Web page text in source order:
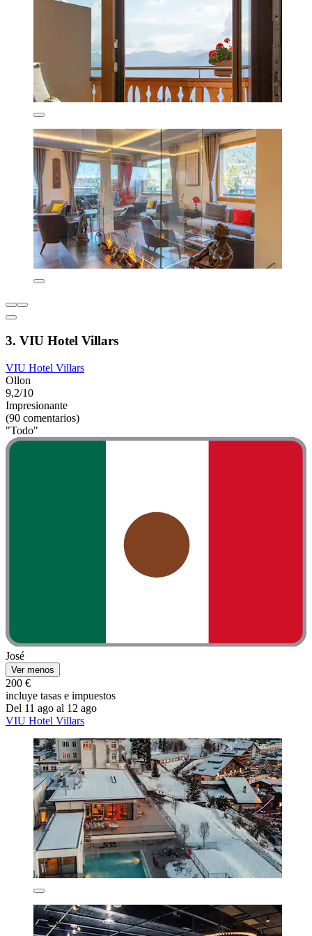
3. VIU Hotel Villars
VIU Hotel Villars
Ollon
9,2/10
Impresionante
(90 comentarios)
"Todo"
José
Ver menos
200 €
incluye tasas e impuestos
Del 11 ago al 12 ago
VIU Hotel Villars